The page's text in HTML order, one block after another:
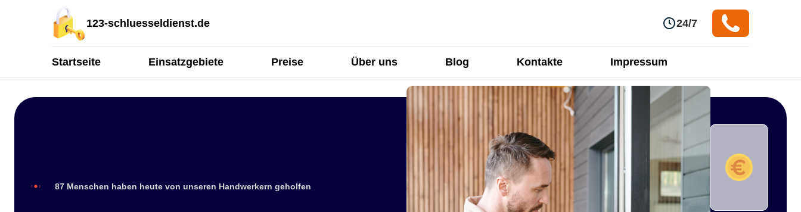
123-schluesseldienst.de 24/7
Startseite Einsatzgebiete Preise Über uns Blog Kontakte Impressum
87 Menschen haben heute von unseren Handwerkern geholfen